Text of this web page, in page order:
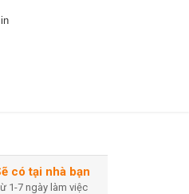
có tại nhà bạn
1-7 ngày làm việc